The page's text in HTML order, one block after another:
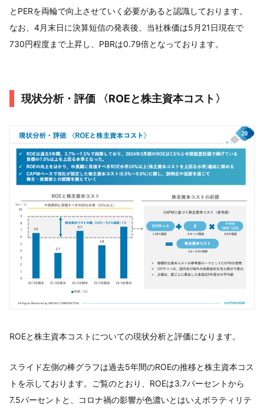
とPERを両輪で向上させていく必要があると認識しております。
なお、4月末日に決算短信の発表後、当社株価は5月21日現在で
730円程度まで上昇し、PBRは0.79倍となっております。
現状分析・評価 〈ROEと株主資本コスト〉
ROEと株主資本コストについての現状分析と評価になります。
スライド左側の棒グラフは過去5年間のROEの推移と株主資本コス
トを示しております。ご覧のとおり、ROEは3.7パーセントから
7.5パーセントと、コロナ禍の影響が色濃いとはいえボラティリテ